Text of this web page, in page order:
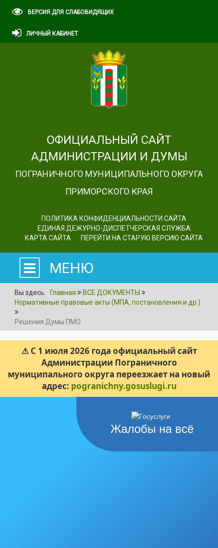
ВЕРСИЯ ДЛЯ СЛАБОВИДЯЩИХ
ЛИЧНЫЙ КАБИНЕТ
ОФИЦИАЛЬНЫЙ САЙТ
АДМИНИСТРАЦИИ И ДУМЫ
ПОГРАНИЧНОГО МУНИЦИПАЛЬНОГО ОКРУГА
ПРИМОРСКОГО КРАЯ
ПОЛИТИКА КОНФИДЕНЦИАЛЬНОСТИ САЙТА
ЕДИНАЯ ДЕЖУРНО-ДИСПЕТЧЕРСКАЯ СЛУЖБА
КАРТА САЙТА
ПЕРЕЙТИ НА СТАРУЮ ВЕРСИЮ САЙТА
МЕНЮ
Вы здесь: Главная
ВСЕ ДОКУМЕНТЫ
Нормативные правовые акты (МПА, постановления и др.)
Решения Думы ПМО
⚠ С 1 июля 2026 года официальный сайт
Администрации Пограничного
муниципального округа переезжает на новый
адрес: pogranichny.gosuslugi.ru
Жалобы на всё